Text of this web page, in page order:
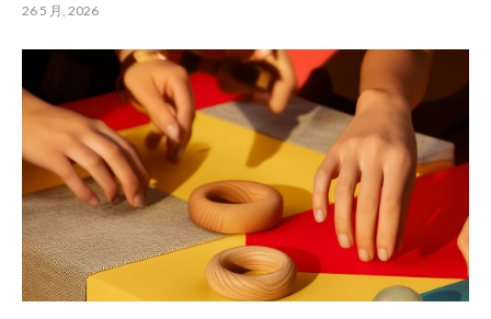
26 5 月, 2026